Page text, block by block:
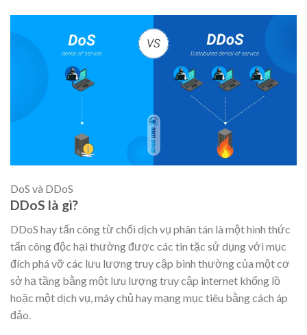
DoS và DDoS
DDoS là gì?
DDoS hay tấn công từ chối dịch vụ phân tán là một hình thức
tấn công độc hại thường được các tin tặc sử dụng với mục
đích phá vỡ các lưu lượng truy cập bình thường của một cơ
sở hạ tầng bằng một lưu lượng truy cập internet khổng lồ
hoặc một dịch vụ, máy chủ hay mạng mục tiêu bằng cách áp
đảo.